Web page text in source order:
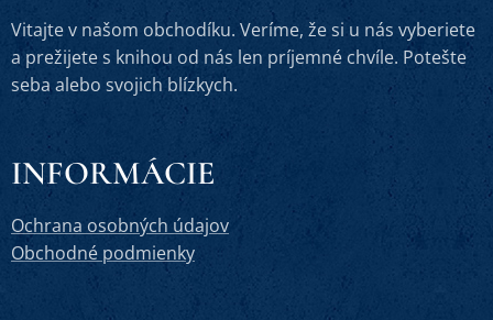
Vitajte v našom obchodíku. Veríme, že si u nás vyberiete
a prežijete s knihou od nás len príjemné chvíle. Potešte
seba alebo svojich blízkych.
INFORMÁCIE
Ochrana osobných údajov
Obchodné podmienky